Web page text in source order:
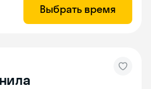
Выбрать время